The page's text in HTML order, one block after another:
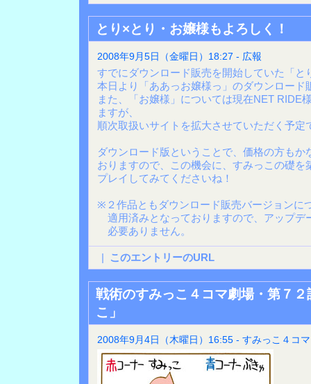
とり×とり・お嬢様もよろしく！
2008年9月5日（金曜日）18:27 - 広報
すでにダウンロード販売を開始していた「と
本日より「ああっお嬢様っ」のダウンロード
また、「お嬢様」については現在NET RIDE
ますが、
順次取扱いサイトを拡大させていただく予定
ダウンロード版ということで、価格の方もか
おりますので、この機会に、すみっこの礎を
プレイしてみてくださいね！
※２作品ともダウンロード販売バージョンに
適用済みとなっておりますので、アップデ
必要ありません。
| このエントリーのURL
戦術のすみっこ４コマ劇場・第７
こ」
2008年9月4日（木曜日）16:55 - すみっこ４コマ